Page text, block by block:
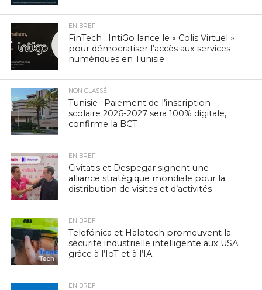
EN BREF
FinTech : IntiGo lance le « Colis Virtuel »
pour démocratiser l’accès aux services
numériques en Tunisie
NON CLASSÉ
Tunisie : Paiement de l’inscription
scolaire 2026-2027 sera 100% digitale,
confirme la BCT
EN BREF
Civitatis et Despegar signent une
alliance stratégique mondiale pour la
distribution de visites et d’activités
EN BREF
Telefónica et Halotech promeuvent la
sécurité industrielle intelligente aux USA
grâce à l’IoT et à l’IA
EN BREF